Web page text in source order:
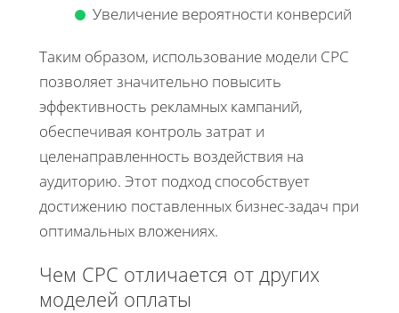
Увеличение вероятности конверсий
Таким образом, использование модели CPC
позволяет значительно повысить
эффективность рекламных кампаний,
обеспечивая контроль затрат и
целенаправленность воздействия на
аудиторию. Этот подход способствует
достижению поставленных бизнес-задач при
оптимальных вложениях.
Чем CPC отличается от других
моделей оплаты